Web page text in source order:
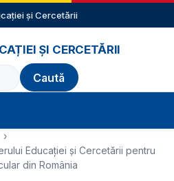
și Cercetării
ȘI CERCETĂRII
Educației și Cercetării pentru
din România